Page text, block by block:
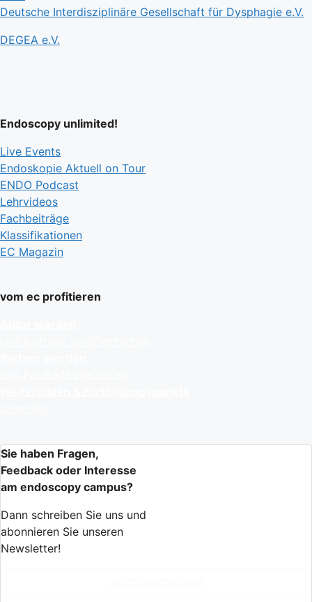
Deutsche Interdisziplinäre Gesellschaft für Dysphagie e.V.
DEGEA e.V.
Endoscopy unlimited!
Live Events
Endoskopie Aktuell on Tour
ENDO Podcast
Lehrvideos
Fachbeiträge
Klassifikationen
EC Magazin
vom ec profitieren
Sie haben Fragen,
Feedback oder Interesse
am endoscopy campus?
Dann schreiben Sie uns und
abonnieren Sie unseren
Newsletter!